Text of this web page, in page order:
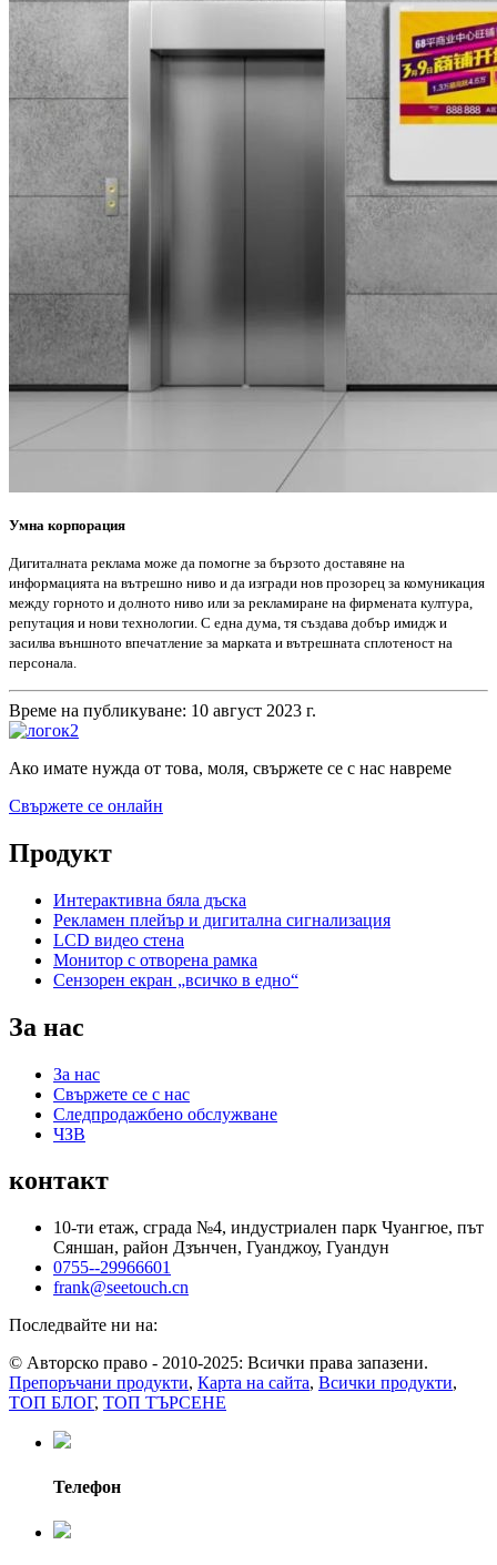
Умна корпорация
Дигиталната реклама може да помогне за бързото доставяне на
информацията на вътрешно ниво и да изгради нов прозорец за комуникация
между горното и долното ниво или за рекламиране на фирмената култура,
репутация и нови технологии. С една дума, тя създава добър имидж и
засилва външното впечатление за марката и вътрешната сплотеност на
персонала.
Време на публикуване: 10 август 2023 г.
Ако имате нужда от това, моля, свържете се с нас навреме
Свържете се онлайн
Продукт
Интерактивна бяла дъска
Рекламен плейър и дигитална сигнализация
LCD видео стена
Монитор с отворена рамка
Сензорен екран „всичко в едно“
За нас
За нас
Свържете се с нас
Следпродажбено обслужване
ЧЗВ
контакт
10-ти етаж, сграда №4, индустриален парк Чуангюе, път
Сяншан, район Дзънчен, Гуанджоу, Гуандун
0755--29966601
frank@seetouch.cn
Последвайте ни на:
© Авторско право - 2010-2025: Всички права запазени.
Препоръчани продукти, Карта на сайта, Всички продукти,
ТОП БЛОГ, ТОП ТЪРСЕНЕ
Телефон